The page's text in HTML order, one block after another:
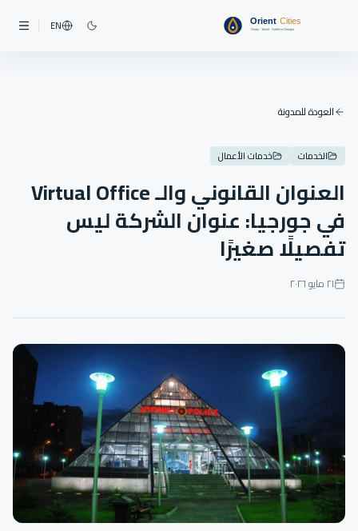
EN
العودة للمدونة
الخدمات خدمات الأعمال
العنوان القانوني والـ Virtual Office
في جورجيا: عنوان الشركة ليس
تفصيلًا صغيرًا
٢١ مايو ٢٠٢٦